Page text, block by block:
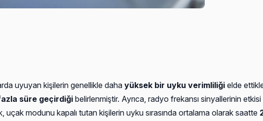
uyuyan kişilerin genellikle daha yüksek bir uyku verimliliği elde
süre geçirdiği belirlenmiştir. Ayrıca, radyo frekansı sinyallerinin
modunu kapalı tutan kişilerin uyku sırasında ortalama olarak saatte